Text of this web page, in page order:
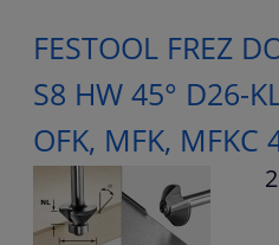
FESTOOL FREZ
S8 HW 45° D26-
OFK, MFK, MFKC